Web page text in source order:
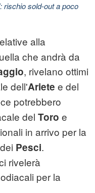
rischio sold-out a poco
alla
che andrà da
, rivelano ottimi
dell'Ariete e del
potrebbero
del Toro e
in arrivo per la
Pesci.
rivelerà
per la